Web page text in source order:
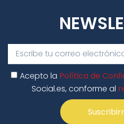
Acepto la Política de
Social.es, conforme al